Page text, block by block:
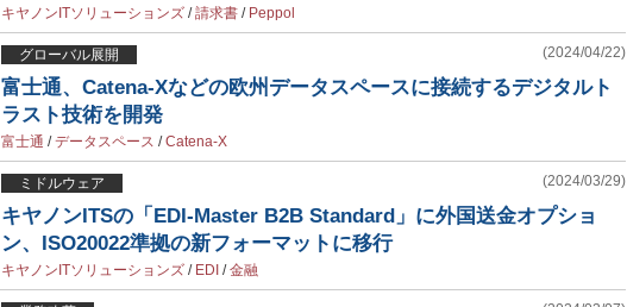
キヤノンITソリューションズ /請求書 / Peppol
グローバル展開 (2024/04/22)
富士通、Catena-Xなどの欧州データスペースに接続するデジタルト
ラスト技術を開発
富士通 /データスペース /Catena-X
ミドルウェア (2024/03/29)
キヤノンITSの「EDI-Master B2B Standard」に外国送金オプショ
ン、ISO20022準拠の新フォーマットに移行
キヤノンITソリューションズ / EDI /金融